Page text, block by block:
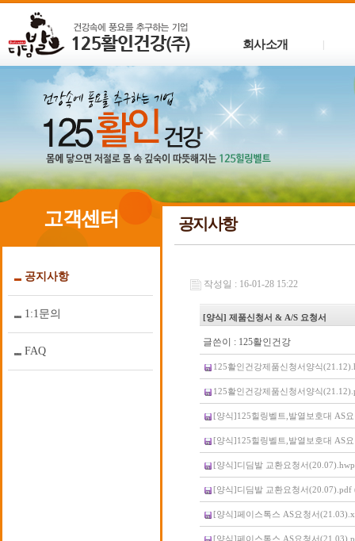
회사소개
고객센터
공지사항
1:1문의
FAQ
공지사항
작성일 : 16-01-28 15:22
[양식] 제품신청서 & A/S 요청서
글쓴이 : 125활인건강
125활인건강제품신청서양식
125활인건강제품신청서양식
[양식]125힐링벨트,발열보호대 AS
[양식]125힐링벨트,발열보호대 AS
[양식]디딤발 교환요청서
[양식]디딤발 교환요청서(20.07).pdf
[양식]페이스톡스 AS요청서
[양식]페이스톡스 AS요청서